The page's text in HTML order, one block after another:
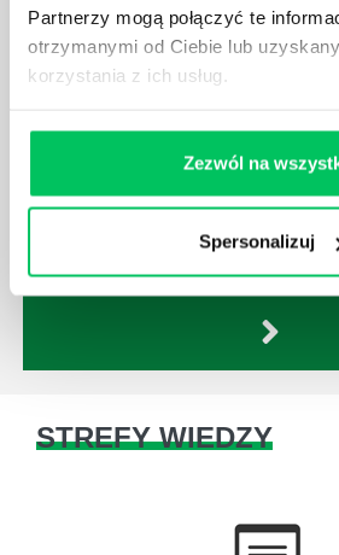
Partnerzy mogą połączyć te
otrzymanymi od Ciebie lub
korzystania z ich usług.
Zezwól na
Spersonalizuj
CZYM ZAJMUJE SIĘ AUDYTOR
LABORATORIUM?
zgodnie z zaleceniami
Ich obowiązkiem jest
wykonywanej pracy, ale również
STREFY WIEDZY